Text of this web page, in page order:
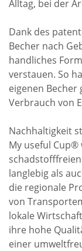
Alltag, bei der
Dank des
Becher nach
handliches
verstauen. So
eigenen
Verbrauch von
Nachhaltigkeit
My useful
langlebig als
die regionale
von
lokale
ihre hohe
einer